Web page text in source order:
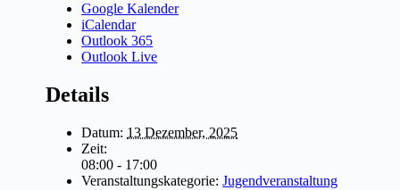
Google Kalender
iCalendar
Outlook 365
Outlook Live
Details
Datum: 13 Dezember, 2025
Zeit:
08:00 - 17:00
Veranstaltungskategorie: Jugendveranstaltung